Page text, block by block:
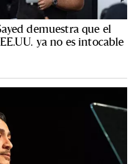
demuestra que el
ya no es intocable